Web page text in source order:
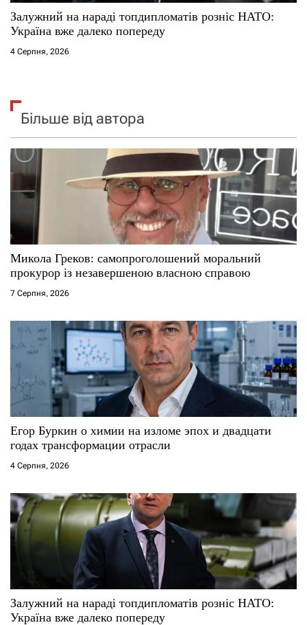
Залужний на нараді топдипломатів розніс НАТО:
Україна вже далеко попереду
4 Серпня, 2026
Більше від автора
Микола Греков: самопроголошений моральний
прокурор із незавершеною власною справою
7 Серпня, 2026
Егор Буркин о химии на изломе эпох и двадцати
годах трансформации отрасли
4 Серпня, 2026
Залужний на нараді топдипломатів розніс НАТО:
Україна вже далеко попереду